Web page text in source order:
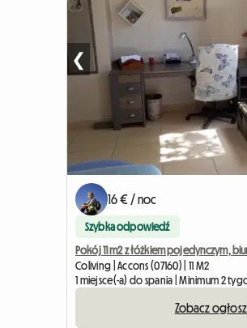
❮
16 € / noc
Szybka odpowiedź
Pokój 11 m2 z łóżkiem pojedynczym,
Coliving | Accons (07160) | 11 M2
1 miejsce(-a) do spania | Minimum 2
Zobacz